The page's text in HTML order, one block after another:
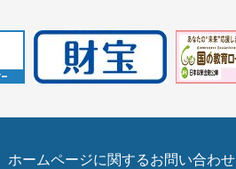
ホームページに関するお問い合わせ